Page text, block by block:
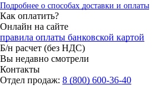
Подробнее о способах доставки и оплаты
Как оплатить?
Онлайн на сайте
правила оплаты банковской картой
Б/н расчет (без НДС)
Вы недавно смотрели
Контакты
Отдел продаж: 8 (800) 600-36-40